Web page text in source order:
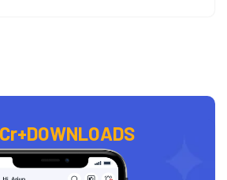
DOWNLOADS